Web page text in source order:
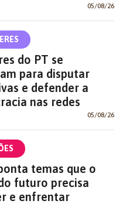
05/08/26
do PT se
para disputar
e defender a
nas redes
05/08/26
temas que o
futuro precisa
e enfrentar